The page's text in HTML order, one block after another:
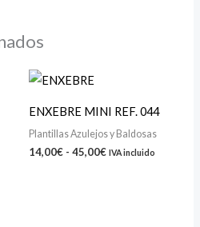
ENXEBRE MINI REF. 044
Plantillas Azulejos y Baldosas
14,00€ - 45,00€
desde
14,00€
hasta
45,00€
IVA incluido